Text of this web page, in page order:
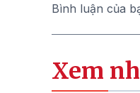
Bình luận của
Xem